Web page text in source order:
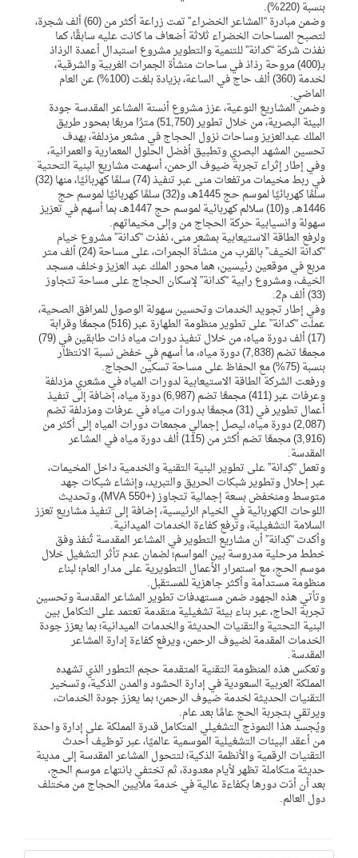
بنسبة (220%).
وضمن مبادرة “المشاعر الخضراء” تمت زراعة أكثر من (60) ألف شجرة،
لتصبح المساحات الخضراء ثلاثة أضعاف ما كانت عليه سابقًا، كما
نفذت شركة “كدانة” للتنمية والتطوير مشروع استبدال أعمدة الرذاذ
بـ(400) مروحة رذاذ في ساحات منشأة الجمرات الغربية والشرقية،
لخدمة (360) ألف حاج في الساعة، بزيادة بلغت (100%) عن العام
الماضي.
وضمن المشاريع النوعية، عزز مشروع أنسنة المشاعر المقدسة جودة
البيئة البصرية، من خلال تطوير (51,750) مترًا مربعًا بمحور طريق
الملك عبدالعزيز وساحات نزول الحجاج في مشعر مزدلفة، بهدف
تحسين المشهد البصري وتطبيق أفضل الحلول المعمارية والعمرانية،
وفي إطار إثراء تجربة ضيوف الرحمن، أسهمت مشاريع البنية التحتية
في ربط مخيمات مرتفعات منى عبر تنفيذ (74) سلمًا كهربائيًا، منها (32)
سلمًا كهربائيًا لموسم حج 1445هـ، و(32) سلمًا كهربائيًا لموسم حج
1446هـ, و(10) سلالم كهربائية لموسم حج 1447هـ، بما أسهم في تعزيز
سهولة وانسيابية حركة الحجاج من وإلى مخيماتهم.
ولرفع الطاقة الاستيعابية بمشعر منى، نفذت “كدانة” مشروع خيام
“كدانة الخيف” بالقرب من منشأة الجمرات، على مساحة (24) ألف متر
مربع في موقعين رئيسين، هما محور الملك عبد العزيز وخلف مسجد
الخيف، ومشروع رابية “كدانة” لإسكان الحجاج على مساحة تتجاوز
(33) ألف م2.
وفي إطار تجويد الخدمات وتحسين سهولة الوصول للمرافق الصحية،
عملت “كدانة” على تطوير منظومة الطهارة عبر (516) مجمعًا وقرابة
(17) ألف دورة مياه، من خلال تنفيذ دورات مياه ذات طابقين في (79)
مجمعًا تضم (7,838) دورة مياه، ما أسهم في خفض نسبة الانتظار
بنسبة (75%) مع الحفاظ على مساحة تسكين الحجاج.
ورفعت الشركة الطاقة الاستيعابية لدورات المياه في مشعري مزدلفة
وعرفات عبر (411) مجمعًا تضم (6,987) دورة مياه، إضافة إلى تنفيذ
أعمال تطوير في (31) مجمعًا بدورات مياه في عرفات ومزدلفة تضم
(2,087) دورة مياه، ليصل إجمالي مجمعات دورات المياه إلى أكثر من
(3,916) مجمعًا تضم أكثر من (115) ألف دورة مياه في المشاعر
المقدسة.
وتعمل “كِدانة” على تطوير البنية التقنية والخدمية داخل المخيمات،
عبر إحلال وتطوير شبكات الحريق والتبريد، وإنشاء شبكات جهد
متوسط ومنخفض بسعة إجمالية تتجاوز (+550 MVA)، وتحديث
اللوحات الكهربائية في الخيام الرئيسية، إضافة إلى تنفيذ مشاريع تعزز
السلامة التشغيلية، وترفع كفاءة الخدمات الميدانية.
وأكدت “كِدانة” أن مشاريع التطوير في المشاعر المقدسة تُنفذ وفق
خطط مرحلية مدروسة بين المواسم؛ لضمان عدم تأثر التشغيل خلال
موسم الحج، مع استمرار الأعمال التطويرية على مدار العام؛ لبناء
منظومة مستدامة وأكثر جاهزية للمستقبل.
وتأتي هذه الجهود ضمن مستهدفات تطوير المشاعر المقدسة وتحسين
تجربة الحاج، عبر بناء بيئة تشغيلية متقدمة تعتمد على التكامل بين
البنية التحتية والتقنيات الحديثة والخدمات الميدانية؛ بما يعزز جودة
الخدمات المقدمة لضيوف الرحمن، ويرفع كفاءة إدارة المشاعر
المقدسة.
وتعكس هذه المنظومة التقنية المتقدمة حجم التطور الذي تشهده
المملكة العربية السعودية في إدارة الحشود والمدن الذكية، وتسخير
التقنيات الحديثة لخدمة ضيوف الرحمن؛ بما يعزز جودة الخدمات،
ويرتقي بتجربة الحج عامًا بعد عام.
ويُجسد هذا النموذج التشغيلي المتكامل قدرة المملكة على إدارة واحدة
من أعقد البيئات التشغيلية الموسمية عالميًا، عبر توظيف أحدث
التقنيات الرقمية والأنظمة الذكية؛ لتتحول المشاعر المقدسة إلى مدينة
حديثة متكاملة تظهر لأيام معدودة، ثم تختفي بانتهاء موسم الحج،
بعد أن أدّت دورها بكفاءة عالية في خدمة ملايين الحجاج من مختلف
دول العالم.